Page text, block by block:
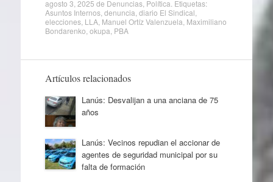
agosto 3, 2025 de Denuncias, Política . Etiquetas:
Asuntos Internos, denuncia diario El Sindical
elecciones, LLA, Manuel Ortíz Valenzuela Maximiliano
Bondarenko okupa PBA
Artículos relacionados
Lanús: Desvalijan a una anciana de 75
años
Lanús: Vecinos repudian el accionar de
agentes de seguridad municipal por su
falta de formación